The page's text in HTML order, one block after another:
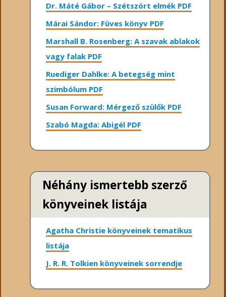
Dr. Máté Gábor – Szétszórt elmék PDF
Márai Sándor: Füves könyv PDF
Marshall B. Rosenberg: A szavak ablakok
vagy falak PDF
Ruediger Dahlke: A betegség mint
szimbólum PDF
Susan Forward: Mérgező szülők PDF
Szabó Magda: Abigél PDF
Néhány ismertebb szerző
könyveinek listája
Agatha Christie könyveinek tematikus
listája
J. R. R. Tolkien könyveinek sorrendje